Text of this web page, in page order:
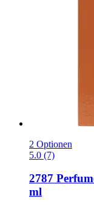
2 Optionen
5.0 (7)
2787
ml